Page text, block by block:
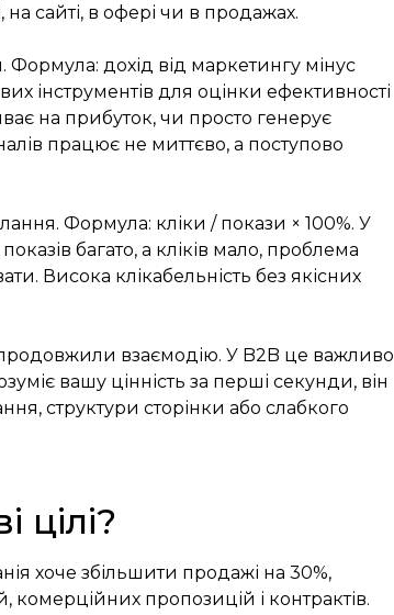
сайті, в офері чи в продажах.
дохід від маркетингу мінус
інструментів для оцінки ефективності
на прибуток, чи просто генерує
працює не миттєво, а поступово
Формула: кліки / покази × 100%. У
багато, а кліків мало, проблема
Висока клікабельність без якісних
продовжили взаємодію. У B2B це важливо
вашу цінність за перші секунди, він
структури сторінки або слабкого
цілі?
хоче збільшити продажі на 30%,
комерційних пропозицій і контрактів.